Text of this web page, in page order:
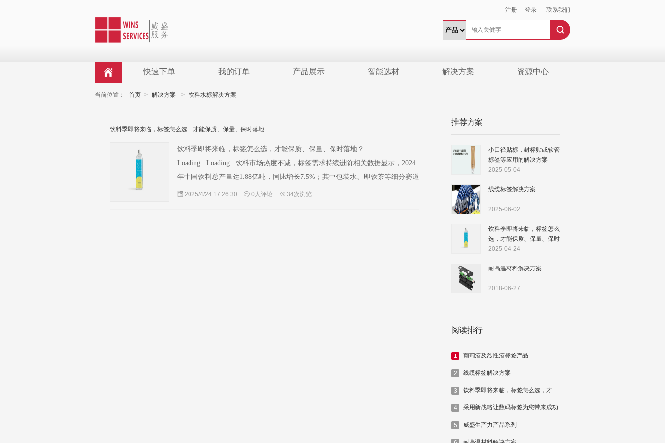
注册 登录 联系我们
快速下单 我的订单 产品展示 智能选材 解决方案 资源中心
当前位置： 首页 > 解决方案 > 饮料水标解决方案
推荐方案
小口径贴标，封标贴或软管
标签等应用的解决方案
2025-05-04
线缆标签解决方案
2025-06-02
饮料季即将来临，标签怎么
选，才能保质、保量、保时
落地
2025-04-24
耐高温材料解决方案
2018-06-27
阅读排行
1 葡萄酒及烈性酒标签产品
2 线缆标签解决方案
3 饮料季即将来临，标签怎么选，才能保质、保量、保时落地
4 采用新战略让数码标签为您带来成功
5 威盛生产力产品系列
饮料季即将来临，标签怎么选，才能保质、保量、保时落地
饮料季即将来临，标签怎么选，才能保质、保量、保时落地？
Loading...Loading...饮料市场热度不减，标签需求持续进阶相关数据显示，2024
年中国饮料总产量达1.88亿吨，同比增长7.5%；其中包装水、即饮茶等细分赛道
持续上扬。与此同时，作为饮料包装关键环节的标签市场亦迅速…
2025/4/24 17:26:30 0人评论 34次浏览